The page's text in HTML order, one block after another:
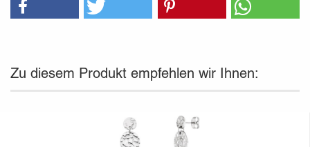
Zu diesem Produkt empfehlen wir Ihnen: